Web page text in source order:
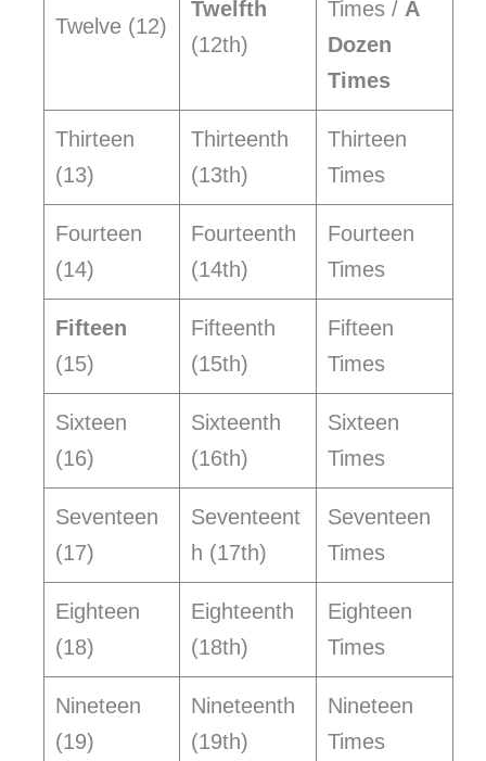
Twelve (12)
Twelfth
(12th)
Times / A
Dozen
Times
Thirteen
(13)
Thirteenth
(13th)
Thirteen
Times
Fourteen
(14)
Fourteenth
(14th)
Fourteen
Times
Fifteen
(15)
Fifteenth
(15th)
Fifteen
Times
Sixteen
(16)
Sixteenth
(16th)
Sixteen
Times
Seventeen
(17)
Seventeent
h (17th)
Seventeen
Times
Eighteen
(18)
Eighteenth
(18th)
Eighteen
Times
Nineteen
(19)
Nineteenth
(19th)
Nineteen
Times